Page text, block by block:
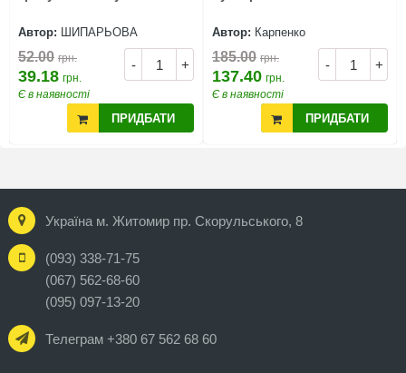
Автор: ШИПАРЬОВА
- +
52.00 грн.
39.18 грн.
Є в наявності
ПРИДБАТИ
Автор: Карпенко
- +
185.00 грн.
137.40 грн.
Є в наявності
ПРИДБАТИ
Україна м. Житомир пр. Скорульського, 8
(093) 338-71-75
(067) 562-68-60
(095) 097-13-20
Телеграм +380 67 562 68 60